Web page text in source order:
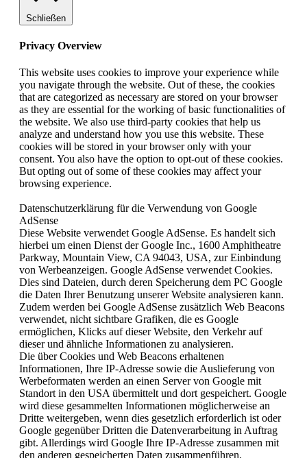
Schließen
Privacy Overview
This website uses cookies to improve your experience while
you navigate through the website. Out of these, the cookies
that are categorized as necessary are stored on your browser
as they are essential for the working of basic functionalities of
the website. We also use third-party cookies that help us
analyze and understand how you use this website. These
cookies will be stored in your browser only with your
consent. You also have the option to opt-out of these cookies.
But opting out of some of these cookies may affect your
browsing experience.
Datenschutzerklärung für die Verwendung von Google
AdSense
Diese Website verwendet Google AdSense. Es handelt sich
hierbei um einen Dienst der Google Inc., 1600 Amphitheatre
Parkway, Mountain View, CA 94043, USA, zur Einbindung
von Werbeanzeigen. Google AdSense verwendet Cookies.
Dies sind Dateien, durch deren Speicherung dem PC Google
die Daten Ihrer Benutzung unserer Website analysieren kann.
Zudem werden bei Google AdSense zusätzlich Web Beacons
verwendet, nicht sichtbare Grafiken, die es Google
ermöglichen, Klicks auf dieser Website, den Verkehr auf
dieser und ähnliche Informationen zu analysieren.
Die über Cookies und Web Beacons erhaltenen
Informationen, Ihre IP-Adresse sowie die Auslieferung von
Werbeformaten werden an einen Server von Google mit
Standort in den USA übermittelt und dort gespeichert. Google
wird diese gesammelten Informationen möglicherweise an
Dritte weitergeben, wenn dies gesetzlich erforderlich ist oder
Google gegenüber Dritten die Datenverarbeitung in Auftrag
gibt. Allerdings wird Google Ihre IP-Adresse zusammen mit
den anderen gespeicherten Daten zusammenführen.